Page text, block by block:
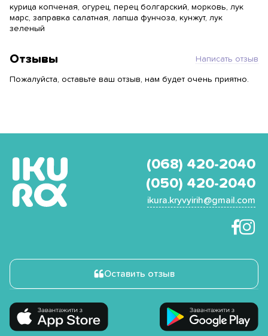
курица копченая, огурец, перец болгарский, морковь, лук
марс, заправка салатная, лапша фунчоза, кунжут, лук
зеленый
Отзывы Написать отзыв
Пожалуйста, оставьте ваш отзыв, нам будет очень приятно.
(068) 420-2040
(050) 420-2040
ikura.kryvyirih@gmail.com
Оставить отзыв